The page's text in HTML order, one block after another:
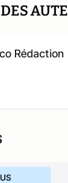
Rédaction